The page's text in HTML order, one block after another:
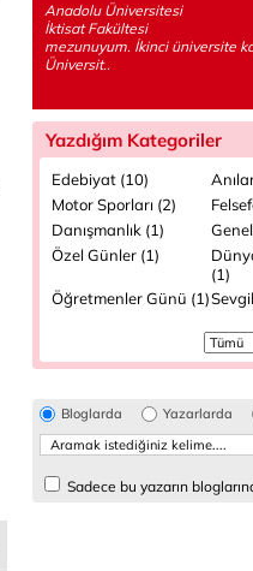
Anadolu Üniversitesi
İktisat Fakültesi
mezunuyum. İkinci üniversite
Üniversit..
Yazdığım Kategoriler
Edebiyat (10)
Motor Sporları (2)
Danışmanlık (1)
Özel Günler (1)
(1)
Öğretmenler Günü (1)
Bloglarda Yazarlarda
Sadece bu yazarın